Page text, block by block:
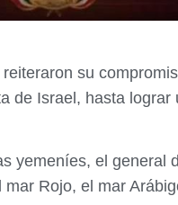
su
de Israel, hasta
yemeníes, el
Rojo, el mar